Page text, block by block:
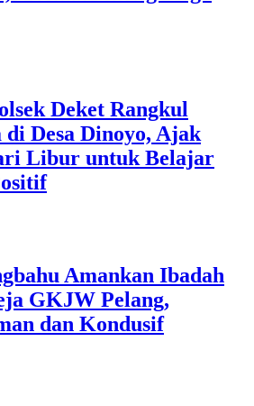
Deket Rangkul
Desa Dinoyo, Ajak
Libur untuk Belajar
Amankan Ibadah
GKJW Pelang,
dan Kondusif